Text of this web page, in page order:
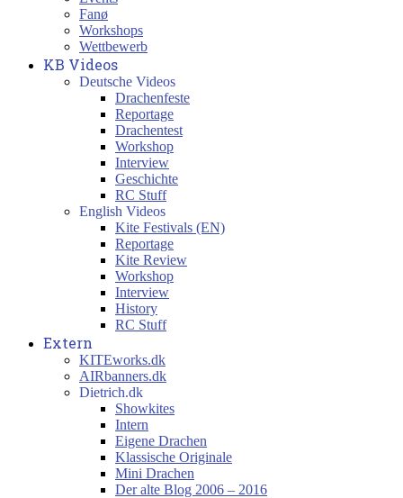
Fanø
Workshops
Wettbewerb
KB Videos
Deutsche Videos
Drachenfeste
Reportage
Drachentest
Workshop
Interview
Geschichte
RC Stuff
English Videos
Kite Festivals (EN)
Reportage
Kite Review
Workshop
Interview
History
RC Stuff
Extern
KITEworks.dk
AIRbanners.dk
Dietrich.dk
Showkites
Intern
Eigene Drachen
Klassische Originale
Mini Drachen
Der alte Blog 2006 – 2016